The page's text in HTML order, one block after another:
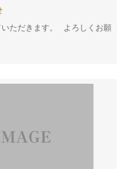
ただきます。 よろしくお願